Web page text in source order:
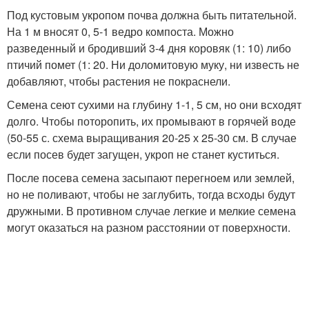
Под кустовым укропом почва должна быть питательной.
На 1 м вносят 0, 5-1 ведро компоста. Можно
разведенный и бродивший 3-4 дня коровяк (1: 10) либо
птичий помет (1: 20. Ни доломитовую муку, ни известь не
добавляют, чтобы растения не покраснели.
Семена сеют сухими на глубину 1-1, 5 см, но они всходят
долго. Чтобы поторопить, их промывают в горячей воде
(50-55 с. схема выращивания 20-25 х 25-30 см. В случае
если посев будет загущен, укроп не станет куститься.
После посева семена засыпают перегноем или землей,
но не поливают, чтобы не заглубить, тогда всходы будут
дружными. В противном случае легкие и мелкие семена
могут оказаться на разном расстоянии от поверхности.